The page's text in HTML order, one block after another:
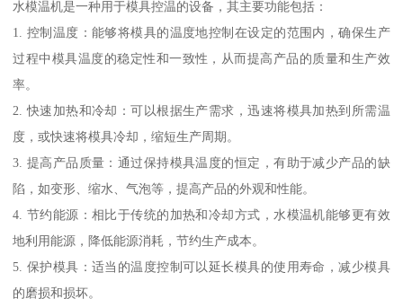
水模温机是一种用于模具控温的设备，其主要功能包括：
1. 控制温度：能够将模具的温度地控制在设定的范围内，确保生产
过程中模具温度的稳定性和一致性，从而提高产品的质量和生产效
率。
2. 快速加热和冷却：可以根据生产需求，迅速将模具加热到所需温
度，或快速将模具冷却，缩短生产周期。
3. 提高产品质量：通过保持模具温度的恒定，有助于减少产品的缺
陷，如变形、缩水、气泡等，提高产品的外观和性能。
4. 节约能源：相比于传统的加热和冷却方式，水模温机能够更有效
地利用能源，降低能源消耗，节约生产成本。
5. 保护模具：适当的温度控制可以延长模具的使用寿命，减少模具
的磨损和损坏。